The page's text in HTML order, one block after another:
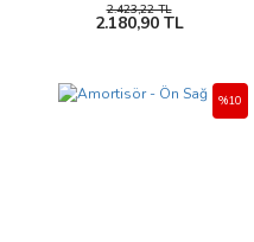
2.423,22 TL
2.180,90 TL
%10